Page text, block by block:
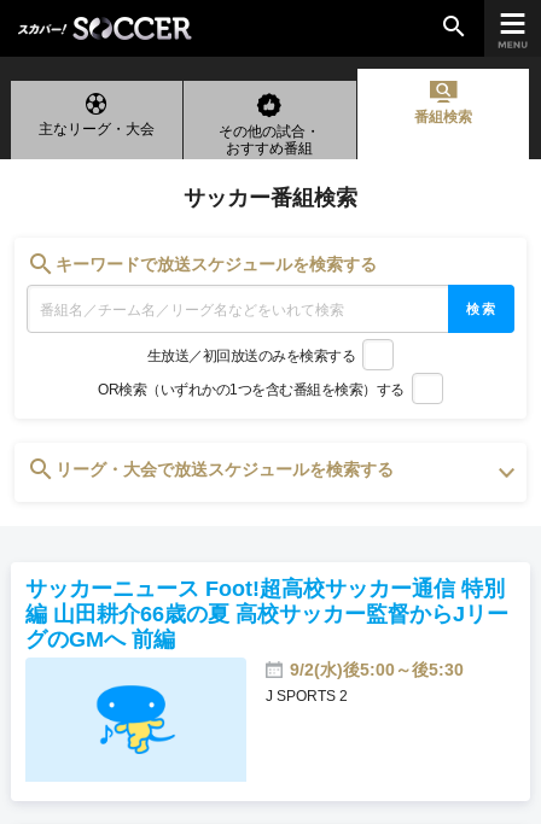
ルヴァンカップ
天皇杯
高円宮杯
UEFAチャンピオンズリーグ
その他の試合・おすすめ番組
Jリーグラボ
Jリーグクラブ応援番組
ハイライト／関連動画
search
主なリーグ・大会
その他の試合・
おすすめ番組
番組検索
サッカー番組検索
search キーワードで放送スケジュールを検索する
検索
生放送／初回放送のみを検索する
OR検索（いずれかの1つを含む番組を検索）する
search リーグ・大会で放送スケジュールを検索する
サッカーニュース Foot!超高校サッカー通信 特別
編 山田耕介66歳の夏 高校サッカー監督からJリー
グのGMへ 前編
9/2(水)後5:00～後5:30
J SPORTS 2